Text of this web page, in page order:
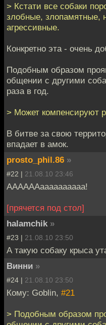
> Кстати все собаки
злобные, злопамятные,
агрессивные.
Конкретно эта - очень
Подобным образом
общении с другими
раза в год.
> Может компенсируют
В битве за свою
впадает в амок.
prosto_phil.86 »
#22 | 21.08.10 23:46
ААААААаааааааааа!
[прячется под стол]
halamchik »
#23 | 21.08.10 23:50
А такую собаку крыса
Винни »
#24 | 21.08.10 23:50
Кому: Goblin, #21
> Подобным образом